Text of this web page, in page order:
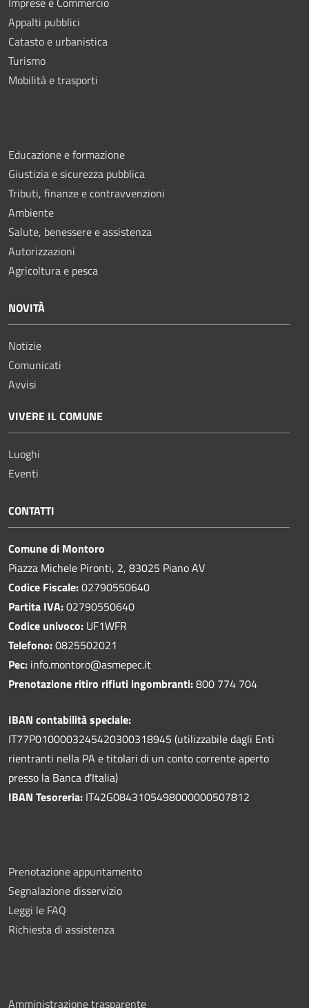
Appalti pubblici
Catasto e urbanistica
Turismo
Mobilità e trasporti
Educazione e formazione
Giustizia e sicurezza pubblica
Tributi, finanze e contravvenzioni
Ambiente
Salute, benessere e assistenza
Autorizzazioni
Agricoltura e pesca
NOVITÀ
Notizie
Comunicati
Avvisi
VIVERE IL COMUNE
Luoghi
Eventi
CONTATTI
Comune di Montoro
Piazza Michele Pironti, 2, 83025 Piano AV
Codice Fiscale:02790550640
Partita IVA:02790550640
Codice univoco: UF1WFR
Telefono:0825502021
Pec: info.montoro@asmepec.it
Prenotazione ritiro rifiuti ingombranti:800 774 704
IBAN contabilità speciale:
IT77P0100003245420300318945 (utilizzabile dagli Enti
rientranti nella PA e titolari di un conto corrente aperto
presso la Banca d'Italia)
IBAN Tesoreria: IT42G0843105498000000507812
Prenotazione appuntamento
Segnalazione disservizio
Leggi le FAQ
Richiesta di assistenza
Amministrazione trasparente